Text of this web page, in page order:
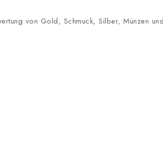
von Gold, Schmuck, Silber, Münzen